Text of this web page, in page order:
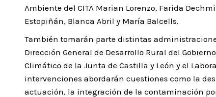
Ambiente del CITA Marian Lorenzo, Farida
Estopiñán, Blanca Abril y María Balcells.
También tomarán parte distintas
Dirección General de Desarrollo Rural del
Climático de la Junta de Castilla y León y el
intervenciones abordarán cuestiones como la
actuación, la integración de la contaminación